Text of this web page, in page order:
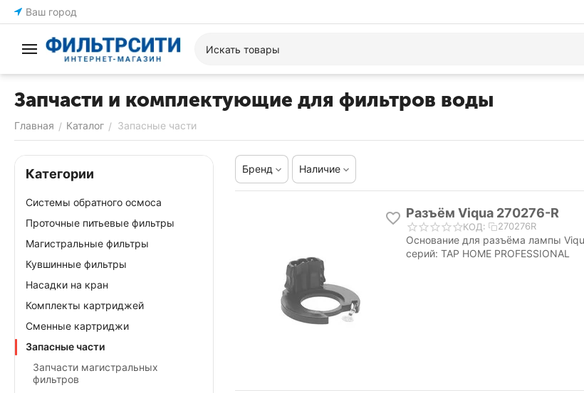
Ваш город
Запчасти и комплектующие для фильтров воды
Главная / Каталог / Запасные части
Бренд Наличие
Разъём Viqua 270276-R
КОД: 270276R
Основание для разъёма лампы
серий: TAP HOME PROFESSIONAL
Категории
Системы обратного осмоса
Проточные питьевые фильтры
Магистральные фильтры
Кувшинные фильтры
Насадки на кран
Комплекты картриджей
Сменные картриджи
Запасные части
Запчасти магистральных
фильтров